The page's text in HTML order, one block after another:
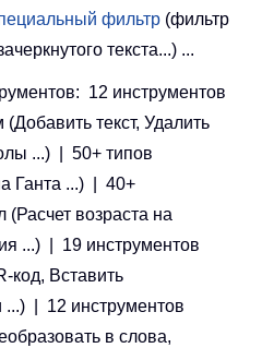
фильтр (фильтр
текста...) ...
12 инструментов
текст, Удалить
...) | 50+ типов
Ганта ...) | 40+
(Расчет возраста на
...) | 19 инструментов
код, Вставить
...) | 12 инструментов
в слова,